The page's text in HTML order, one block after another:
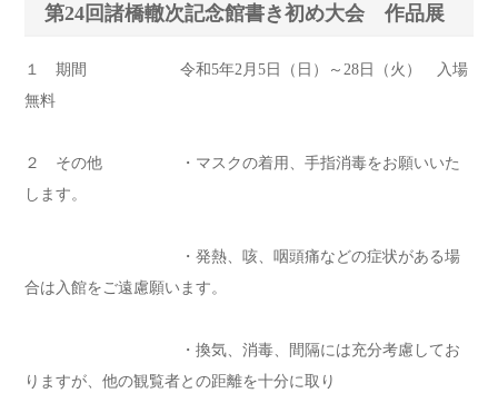
第24回諸橋轍次記念館書き初め大会 作品展
１ 期間 令和5年2月5日（日）～28日（火） 入場
無料
２ その他 ・マスクの着用、手指消毒をお願いいた
します。
・発熱、咳、咽頭痛などの症状がある場
合は入館をご遠慮願います。
・換気、消毒、間隔には充分考慮してお
りますが、他の観覧者との距離を十分に取り